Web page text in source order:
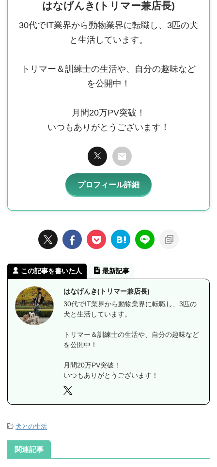
はなげんき(トリマー兼店長)
30代でIT業界から動物業界に転職し、3匹の犬
と生活しています。
トリマー＆訓練士の生活や、自分の趣味など
を公開中！
月間20万PV突破！
いつもありがとうございます！
プロフィール詳細
この記事を書いた人 最新記事
はなげんき(トリマー兼店長)
30代でIT業界から動物業界に転職し、3匹の
犬と生活しています。
トリマー＆訓練士の生活や、自分の趣味など
を公開中！
月間20万PV突破！
いつもありがとうございます！
-犬との生活
関連記事